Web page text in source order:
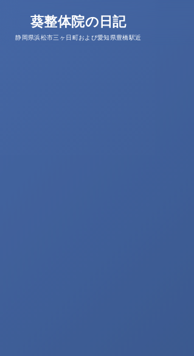
葵整体院の日記
静岡県浜松市三ヶ日町および愛知県豊橋駅近